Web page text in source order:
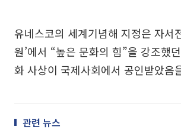
유네스코의 세계기념해 지정은 자서
원’에서 “높은 문화의 힘”을 강조했
화 사상이 국제사회에서 공인받았음
관련 뉴스